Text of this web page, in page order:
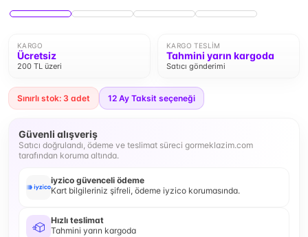
KARGO
Ücretsiz
200 TL üzeri
KARGO TESLIM
Tahmini yarın kargoda
Satıcı gönderimi
Sınırlı stok: 3 adet 12 Ay Taksit seçeneği
Güvenli alışveriş
Satıcı doğrulandı, ödeme ve teslimat süreci gormeklazim.com
tarafından koruma altında.
iyzico güvenceli ödeme
Kart bilgileriniz şifreli, ödeme iyzico korumasında.
Hızlı teslimat
Tahmini yarın kargoda